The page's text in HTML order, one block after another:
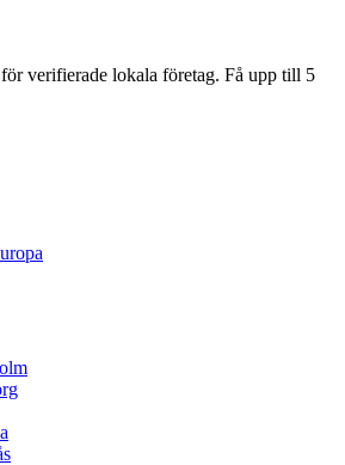
verifierade lokala företag. Få upp till 5